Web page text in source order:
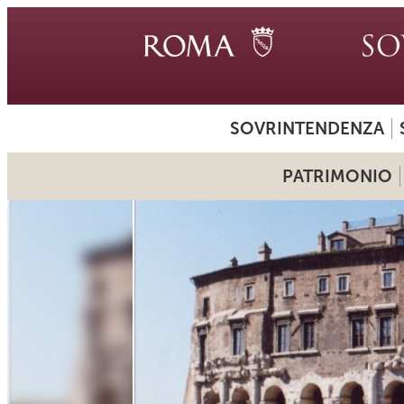
SOVRINTENDENZA
PATRIMONIO